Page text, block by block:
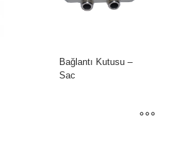
Bağlantı Kutusu –
Sac